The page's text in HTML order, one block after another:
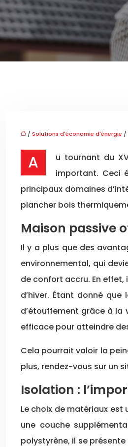
/ Solutions d'économie d'énergie /
Au tournant du XVIIIe siècle, lorsque les techniques de construction sont passées aux planchers en bois, l’innovation a résolu un problème
important. Ceci
principaux domaines
plancher bois
Maison passive
Il y a plus que des
environnemental, qui
de confort accru. En effet,
d’hiver. Étant donné
d’étouffement grâce à la
efficace pour atteindre
Cela pourrait valoir la
plus, rendez-vous sur un
Isolation :
Le choix de matériaux
une couche
polystyrène, il se